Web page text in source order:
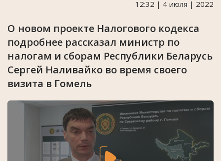
12:32 | 4 июля | 2022
О новом проекте Налогового кодекса
подробнее рассказал министр по
налогам и сборам Республики Беларусь
Сергей Наливайко во время своего
визита в Гомель